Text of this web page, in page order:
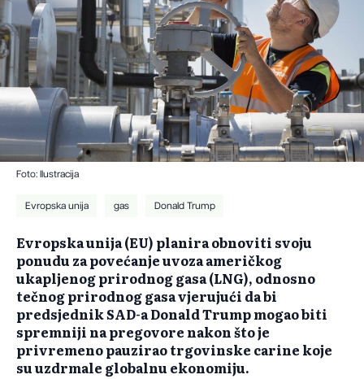
Foto: Ilustracija
Evropska unija gas Donald Trump
Evropska unija (EU) planira obnoviti svoju
ponudu za povećanje uvoza američkog
ukapljenog prirodnog gasa (LNG), odnosno
tečnog prirodnog gasa vjerujući da bi
predsjednik SAD-a Donald Trump mogao biti
spremniji na pregovore nakon što je
privremeno pauzirao trgovinske carine koje
su uzdrmale globalnu ekonomiju.